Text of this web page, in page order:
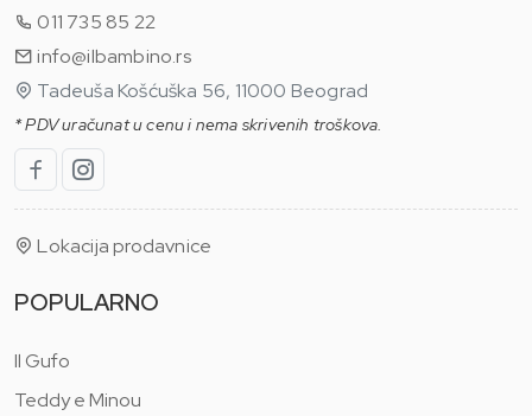
011 735 85 22
info@ilbambino.rs
Tadeuša Košćuška 56, 11000 Beograd
* PDV uračunat u cenu i nema skrivenih troškova.
Lokacija prodavnice
POPULARNO
Il Gufo
Teddy e Minou